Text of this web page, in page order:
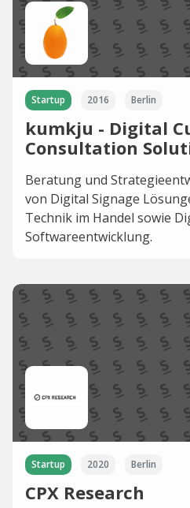
Startup 2016 Berlin
kumkju - Digital
Consultation
Beratung und
von Digital Signage
Technik im Handel sowie
Softwareentwicklung.
Startup 2020 Berlin
CPX Research